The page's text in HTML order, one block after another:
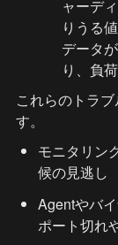
ャーデ
りうる
データ
り、負
これらのトラ
す。
モニタリン
候の見逃し
Agentやバ
ポート切れ